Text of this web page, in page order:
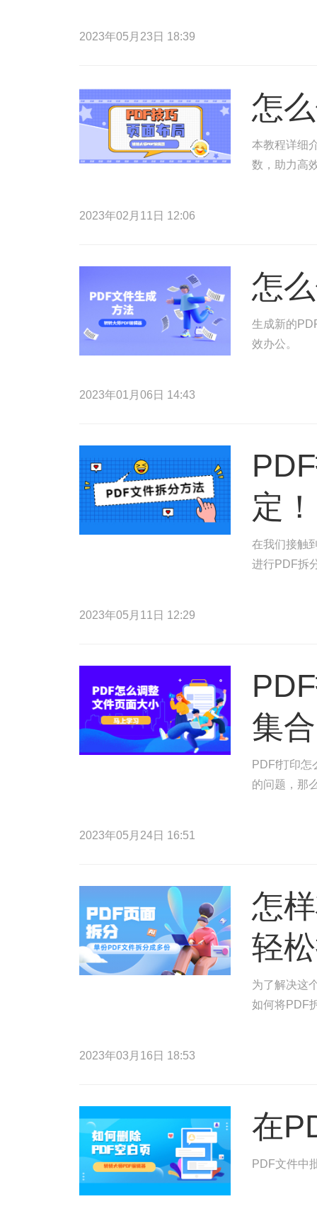
2023年05月23日 18:39
怎
本教程详细
数，助力高
2023年02月11日 12:06
怎
生成新的
效办公。
2023年01月06日 14:43
定！
在我们接触
进行PDF拆
2023年05月11日 12:29
集
PDFf打印
的问题，那
2023年05月24日 16:51
怎
轻
为了解决这
如何将PDF
2023年03月16日 18:53
在
PDF文件中